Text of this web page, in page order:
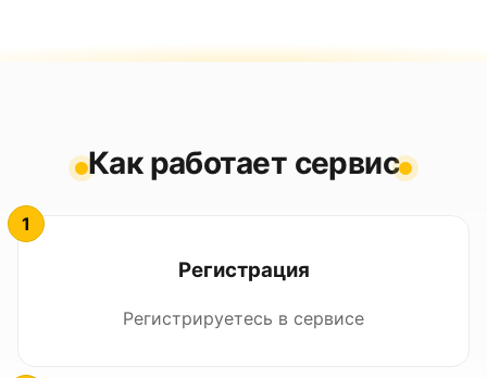
Как работает сервис
Регистрация
Регистрируетесь в сервисе